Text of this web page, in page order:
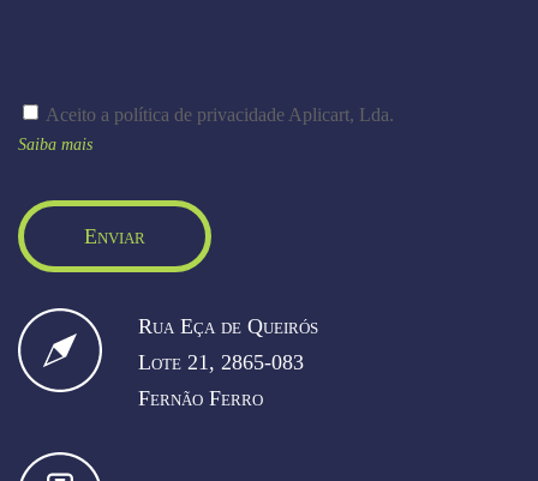
Aceito a política de privacidade Aplicart, Lda.
Saiba mais
Enviar
Rua Eça de Queirós
Lote 21, 2865-083
Fernão Ferro